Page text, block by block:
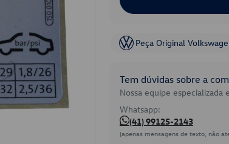
Peça Original
Tem dúvidas sobre a
Nossa equipe especializada
Whatsapp:
(41) 99125-2143
(apenas mensagens de texto, não